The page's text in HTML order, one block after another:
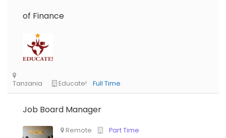
of Finance
Job Board Manager